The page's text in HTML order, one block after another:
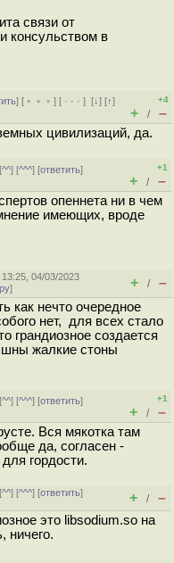
связи от
консульством в
] [ ﹢﹢﹢] [ · · ·][↓] [↑]
+4
+ / –
цивилизаций, да.
^^] [^^^] [ответить]
+1
+ / –
опеннета ни в чем
имеющих, вроде
13:25, 04/03/2023
] + / –
как нечто очередное
нет, для всех стало
грандиозное создается
жалкие стоны
^^] [^^^] [ответить]
+1
+ / –
Вся мякотка там
да, согласен -
гордости.
^^] [^^^] [ответить]
+ / –
это libsodium.so на
ничего.